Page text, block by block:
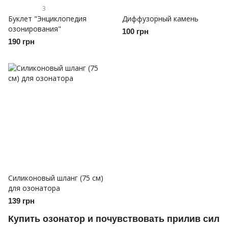
3
Буклет "Энциклопедия
озонирования"
190 грн
Диффузорный камень
100 грн
Силиконовый шланг (75 см)
для озонатора
139 грн
Купить озонатор и почувствовать прилив сил